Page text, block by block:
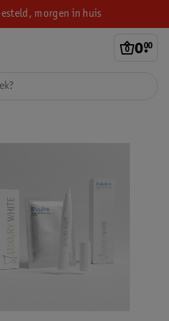
morgen in huis
0.
00